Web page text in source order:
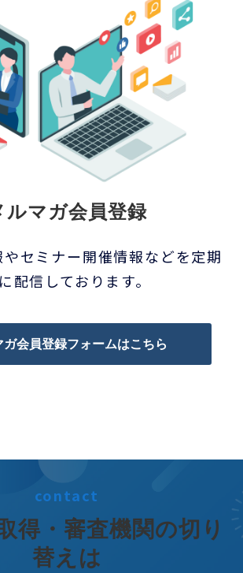
ルマガ会員登録
セミナー開催情報などを定期
配信しております。
ガ会員登録フォームはこちら
contact
得・審査機関の切り
替えは